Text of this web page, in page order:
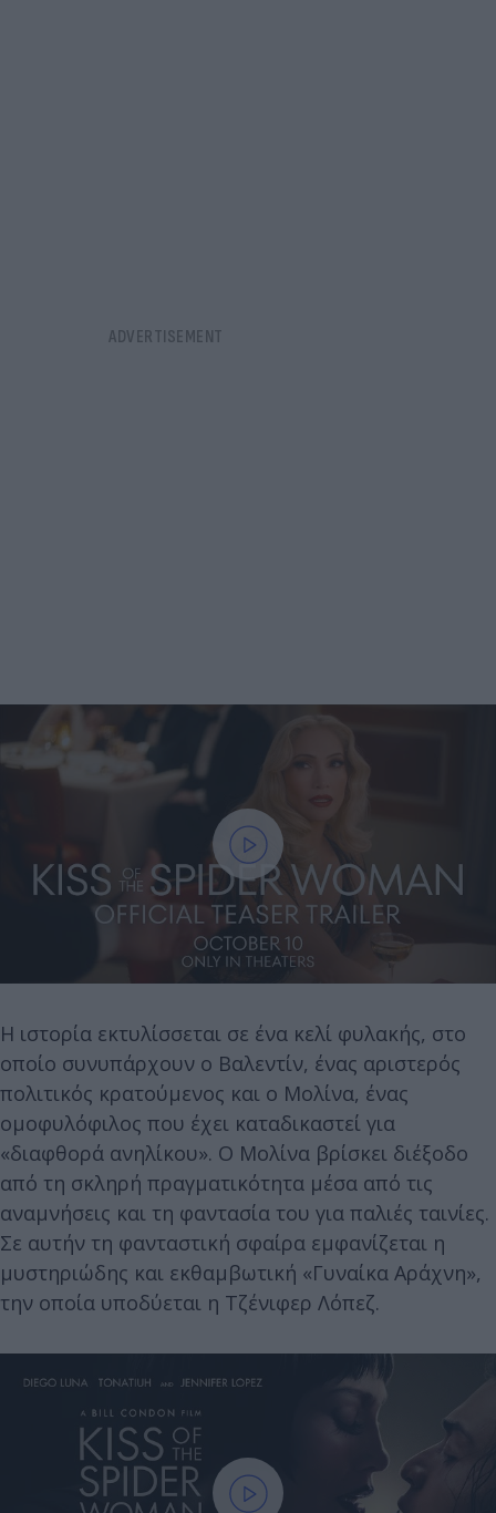
Η ιστορία εκτυλίσσεται σε ένα κελί φυλακής, στο
οποίο συνυπάρχουν ο Βαλεντίν, ένας αριστερός
πολιτικός κρατούμενος και ο Μολίνα, ένας
ομοφυλόφιλος που έχει καταδικαστεί για
«διαφθορά ανηλίκου». Ο Μολίνα βρίσκει διέξοδο
από τη σκληρή πραγματικότητα μέσα από τις
αναμνήσεις και τη φαντασία του για παλιές ταινίες.
Σε αυτήν τη φανταστική σφαίρα εμφανίζεται η
μυστηριώδης και εκθαμβωτική «Γυναίκα Αράχνη»,
την οποία υποδύεται η Τζένιφερ Λόπεζ.